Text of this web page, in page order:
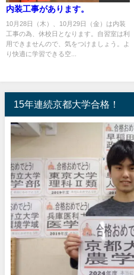
内装工事があります。
10月28日（木）、10月29日（金）は内装
工事の為、休校日となります。自習室は利
用できませんので、気をつけましょう。よ
り快適に学習できる空...
15年連続京都大学合格！